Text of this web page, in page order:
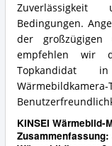
Zuverlässigkeit
Bedingungen.
der großzügigen
empfehlen wir
Topkandidat
KINSEI Wärmebild-